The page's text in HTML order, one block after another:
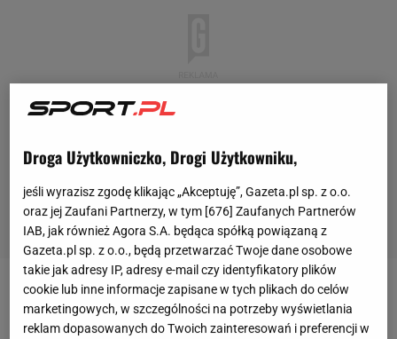
Aiden McGeady był gościem programu "Open Goal",
w którym wspominał czasygryzArturem Borucem
Droga Użytkowniczko, Drogi Użytkowniku,
jeśli wyrazisz zgodę klikając „Akceptuję”, Gazeta.pl sp. z o.o.
oraz jej Zaufani Partnerzy, w tym [676] Zaufanych Partnerów
IAB, jak również Agora S.A. będąca spółką powiązaną z
Gazeta.pl sp. z o.o., będą przetwarzać Twoje dane osobowe
takie jak adresy IP, adresy e-mail czy identyfikatory plików
cookie lub inne informacje zapisane w tych plikach do celów
marketingowych, w szczególności na potrzeby wyświetlania
reklam dopasowanych do Twoich zainteresowań i preferencji w